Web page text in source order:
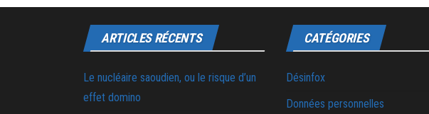
ARTICLES RÉCENTS
Le nucléaire saoudien, ou le risque d’un
effet domino
CATÉGORIES
Désinfox
Données personnelles